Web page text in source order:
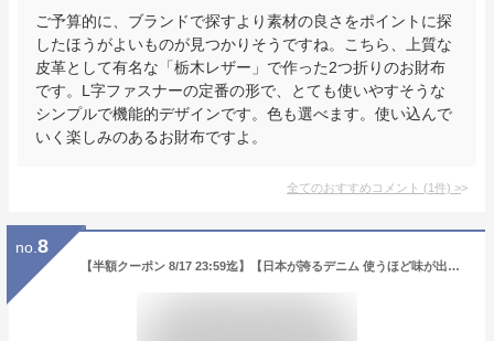
ご予算的に、ブランドで探すより素材の良さをポイントに探
したほうがよいものが見つかりそうですね。こちら、上質な
皮革として有名な「栃木レザー」で作った2つ折りのお財布
です。L字ファスナーの定番の形で、とても使いやすそうな
シンプルで機能的デザインです。色も選べます。使い込んで
いく楽しみのあるお財布ですよ。
全てのおすすめコメント (1件) >
no. 8
【半額クーポン 8/17 23:59迄】【日本が誇るデニム 使うほど味が出る】 財布 メンズ 二つ折り box型小銭入れ 二つ折り財布 二つ折 ラウンドファスナー ボックス型 大容量 小さい財布 ふたつ折り コンパクト 薄型 メンズ財布 ミニ財布 ブランド プレゼント ミニウォレット